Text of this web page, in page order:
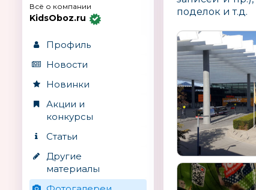
Всё о компании
KidsOboz.ru
Профиль
Новости
Новинки
Акции и
конкурсы
Статьи
Другие
материалы
поделок и т.д.